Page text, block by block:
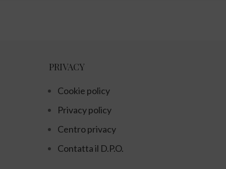
PRIVACY
Cookie policy
Privacy policy
Centro privacy
Contatta il D.P.O.